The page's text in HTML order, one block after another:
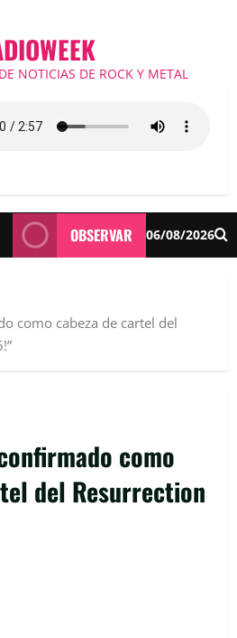
NOTICIAS DE ROCK Y METAL
OBSERVAR 06/08/2026
como cabeza de cartel del
como
del Resurrection